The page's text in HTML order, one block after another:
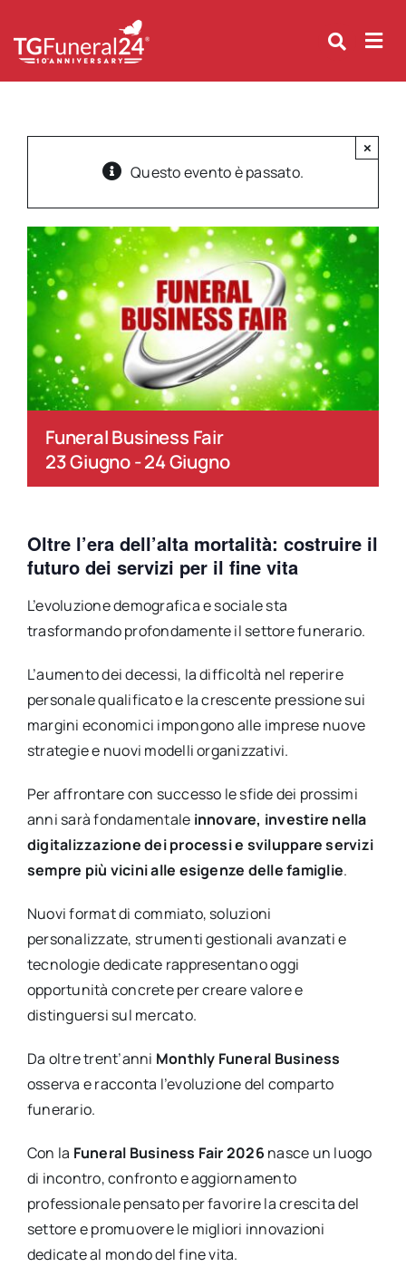
content
Questo evento è passato.
×
Funeral Business Fair
23 Giugno-24 Giugno
Oltre l’era dell’alta mortalità: costruire il
futuro dei servizi per il fine vita
L’evoluzione demografica e sociale sta
trasformando profondamente il settore funerario.
L’aumento dei decessi, la difficoltà nel reperire
personale qualificato e la crescente pressione sui
margini economici impongono alle imprese nuove
strategie e nuovi modelli organizzativi.
Per affrontare con successo le sfide dei prossimi
anni sarà fondamentale innovare, investire nella
digitalizzazione dei processi e sviluppare servizi
sempre più vicini alle esigenze delle famiglie.
Nuovi format di commiato, soluzioni
personalizzate, strumenti gestionali avanzati e
tecnologie dedicate rappresentano oggi
opportunità concrete per creare valore e
distinguersi sul mercato.
Da oltre trent’anni Monthly Funeral Business
osserva e racconta l’evoluzione del comparto
funerario.
Con la Funeral Business Fair 2026 nasce un luogo
di incontro, confronto e aggiornamento
professionale pensato per favorire la crescita del
settore e promuovere le migliori innovazioni
dedicate al mondo del fine vita.